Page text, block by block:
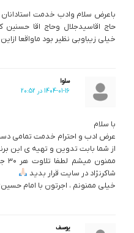
باعرض سلام وادب خدمت استادانان
حاج اقاسیدجلال وحاج اقا حسنین
خیلی زیباوبی نظير بود ماواقعا
سلوا
1404-01-16 در 20:52
با سلام
عرض ادب و احترام خدمت تمامی
از شما بابت تدوین و تهیه ی این
شاکرنژاد در سایت قرار بدید
خیلی ممنونم ، اجرتون با امام حسین
یوسف